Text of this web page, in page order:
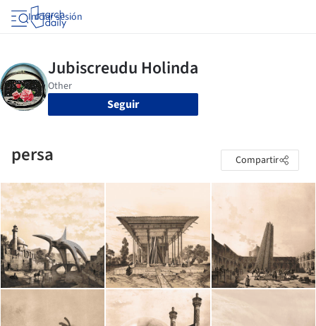
Iniciar sesión
Seguir
persa Compartir